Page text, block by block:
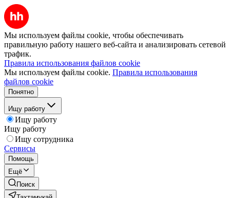
Мы используем файлы cookie, чтобы обеспечивать
правильную работу нашего веб-сайта и анализировать сетевой
трафик.
Правила использования файлов cookie
Мы используем файлы cookie. Правила использования
файлов cookie
Понятно
Ищу работу
Ищу работу
Ищу работу
Ищу сотрудника
Сервисы
Помощь
Ещё
Поиск